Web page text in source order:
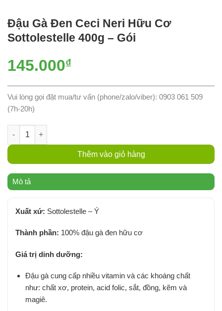
Đậu Gà Đen Ceci Neri Hữu Cơ
Sottolestelle 400g – Gói
145.000₫
Vui lòng gọi đặt mua/tư vấn (phone/zalo/viber): 0903 061 509
(7h-20h)
Đậu Gà Đen Ceci Neri Hữu Cơ Sottolestelle 400g - Gói số lượng
Thêm vào giỏ hàng
Mô tả
Xuất xứ: Sottolestelle – Ý
Thành phần: 100% đậu gà đen hữu cơ
Giá trị dinh dưỡng:
Đậu gà cung cấp nhiều vitamin và các khoáng chất
như: chất xơ, protein, acid folic, sắt, đồng, kẽm và
magiê.